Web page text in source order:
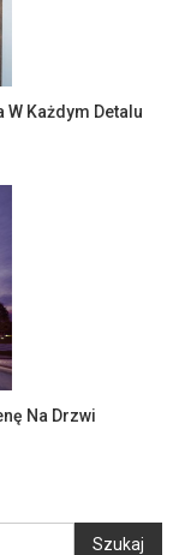
Każdym Detalu
Na Drzwi
Szukaj